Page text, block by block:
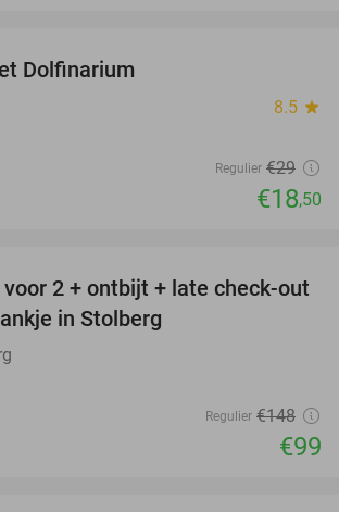
Dolfinarium
8.5 star
Regulier €29
€18,50
33%
2 + ontbijt + late check-out
in Stolberg
Regulier €148
€99